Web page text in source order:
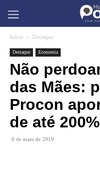
Início Destaque
Destaque Economia
Não
das Mães:
Procon
de até 200%
6 de maio de 2019